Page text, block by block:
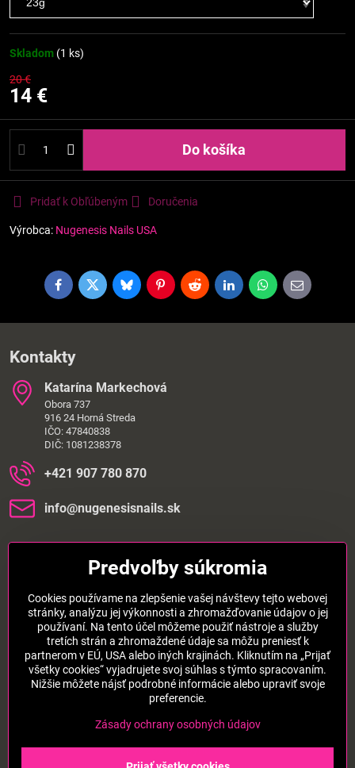
Skladom (1 ks)
20 €
14 €
Do košíka
Pridať k Obľúbeným Doručenia
Výrobca: Nugenesis Nails USA
FacebookTwitterBlueskyPinterestRedditLinkedInWhatsApp
E-
mail
Kontakty
Katarína Markechová
Obora 737
916 24 Horná Streda
IČO: 47840838
DIČ: 1081238378
+421 907 780 870
info​@nugenesisnails​.sk
Pridajte sa k nám aj na sieťach:
TikTok
©2026Copyright
Predvoľby súkromia
Cookies používame na zlepšenie vašej návštevy tejto webovej
stránky, analýzu jej výkonnosti a zhromažďovanie údajov o jej
používaní. Na tento účel môžeme použiť nástroje a služby
tretích strán a zhromaždené údaje sa môžu preniesť k
partnerom v EÚ, USA alebo iných krajinách. Kliknutím na „Prijať
všetky cookies“ vyjadrujete svoj súhlas s týmto spracovaním.
Nižšie môžete nájsť podrobné informácie alebo upraviť svoje
preferencie.
Zásady ochrany osobných údajov